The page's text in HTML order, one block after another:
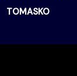
TOMASKO